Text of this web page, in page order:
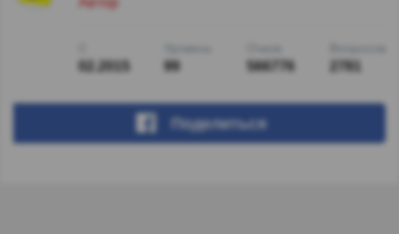
99 566776 2781
Поделиться